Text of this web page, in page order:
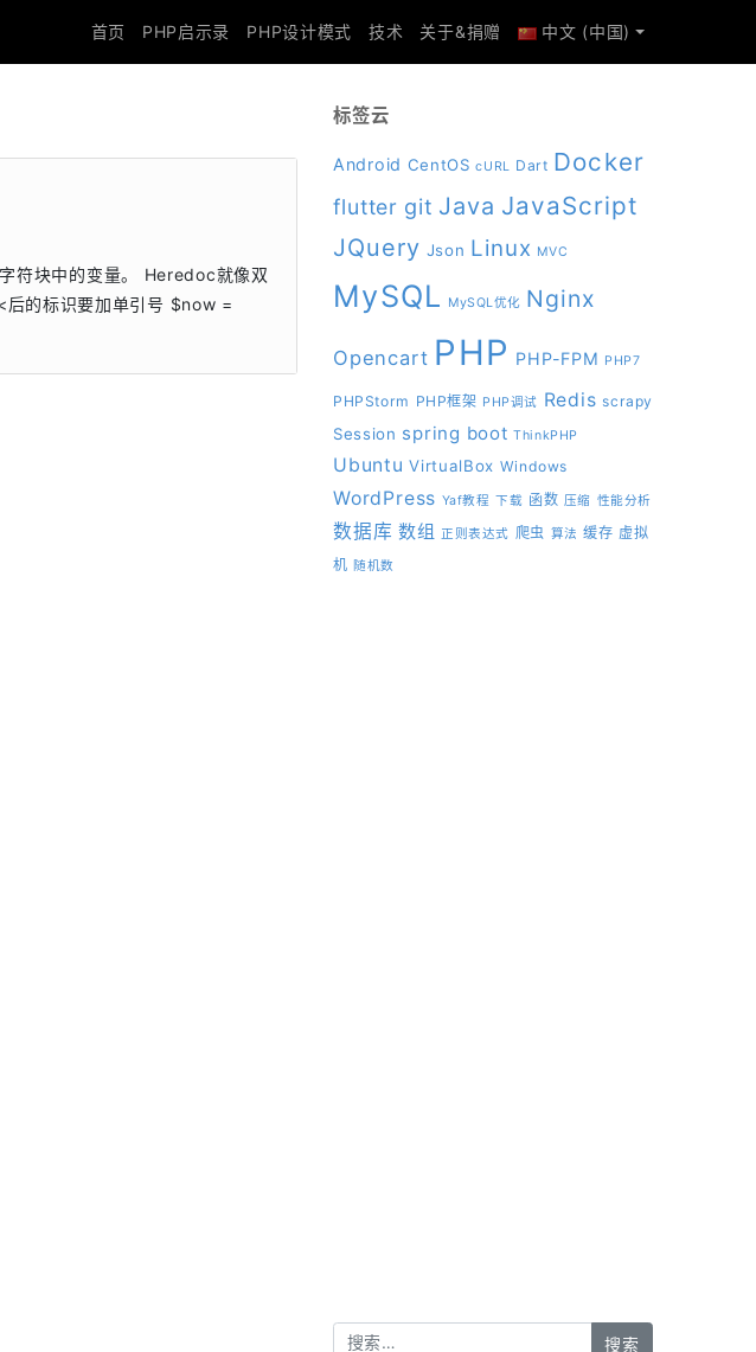
首页 PHP启示录 PHP设计模式 技术 关于&捐赠 中文 (中国)
符块中的变量。 Heredoc就像双
的标识要加单引号 $now =
标签云
Android CentOS cURL Dart Docker
flutter git Java JavaScript
JQuery Json Linux MVC
MySQL MySQL优化 Nginx
Opencart PHP PHP-FPM PHP7
PHPStorm PHP框架 PHP调试 Redis scrapy
Session spring boot ThinkPHP
Ubuntu VirtualBox Windows
WordPress Yaf教程 下载 函数 压缩 性能分析
数据库 数组 正则表达式 爬虫 算法 缓存 虚拟
机 随机数